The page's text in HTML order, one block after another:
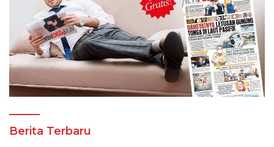
Berita Terbaru